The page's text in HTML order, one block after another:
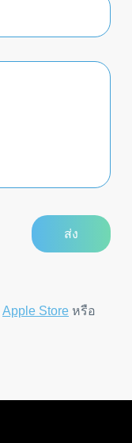
Apple Store หรือ